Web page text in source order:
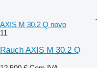
AXIS M 30.2 Q novo
11
Rauch AXIS M 30.2 Q